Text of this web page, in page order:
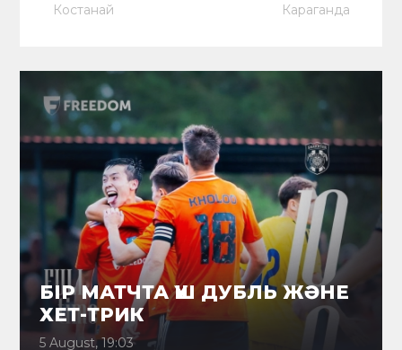
Костанай Караганда
БІР МАТЧТА ҮШ ДУБЛЬ ЖӘНЕ
ХЕТ-ТРИК
5 August, 19:03